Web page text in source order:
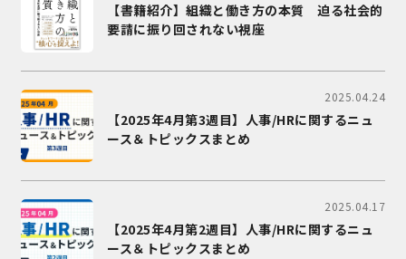
【書籍紹介】組織と働き方の本質 迫る社会的
要請に振り回されない視座
2025.04.24
【2025年4月第3週目】人事/HRに関するニュ
ース＆トピックスまとめ
2025.04.17
【2025年4月第2週目】人事/HRに関するニュ
ース＆トピックスまとめ